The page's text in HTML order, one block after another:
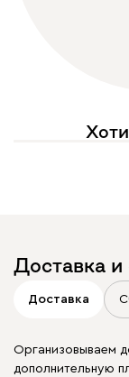
Доставка и
Доставка
Организовываем
дополнительную